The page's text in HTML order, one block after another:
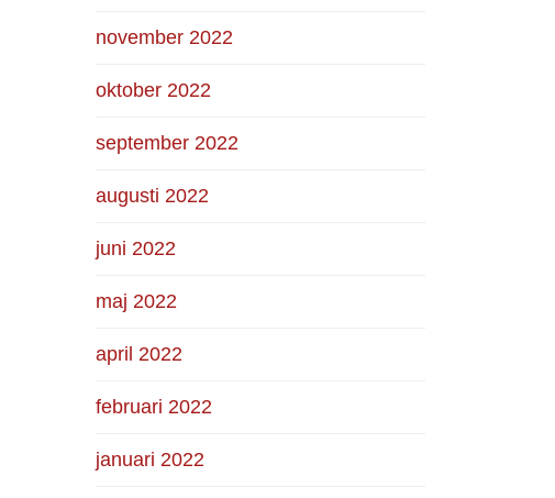
november 2022
oktober 2022
september 2022
augusti 2022
juni 2022
maj 2022
april 2022
februari 2022
januari 2022